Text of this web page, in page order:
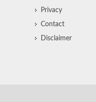
Privacy
Contact
Disclaimer